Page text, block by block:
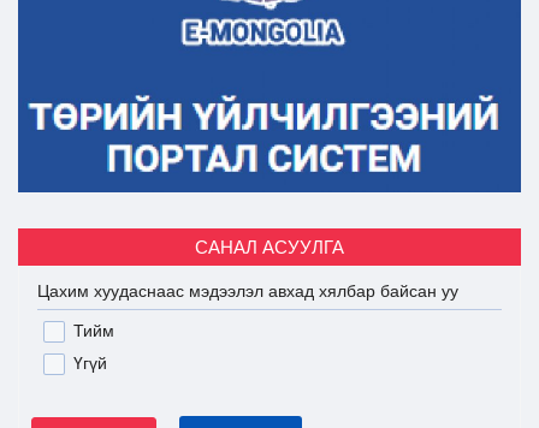
САНАЛ АСУУЛГА
Цахим хуудаснаас мэдээлэл авхад хялбар байсан уу
Тийм
Үгүй